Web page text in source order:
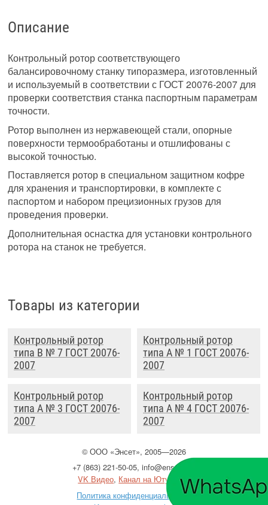
Описание
Контрольный ротор соответствующего
балансировочному станку типоразмера, изготовленный
и используемый в соответствии с ГОСТ 20076-2007 для
проверки соответствия станка паспортным параметрам
точности.
Ротор выполнен из нержавеющей стали, опорные
поверхности термообработаны и отшлифованы с
высокой точностью.
Поставляется ротор в специальном защитном кофре
для хранения и транспортировки, в комплекте с
паспортом и набором прецизионных грузов для
проведения проверки.
Дополнительная оснастка для установки контрольного
ротора на станок не требуется.
Товары из категории
Контрольный ротор
типа B № 7 ГОСТ 20076-
2007
Контрольный ротор
типа А № 1 ГОСТ 20076-
2007
Контрольный ротор
типа А № 3 ГОСТ 20076-
2007
Контрольный ротор
типа А № 4 ГОСТ 20076-
2007
©ООО«Энсет», 2005—2026
+7 (863) 221-50-05, info@enset.ru
VK Видео, Канал на Ютубе
Политика конфиденциальности